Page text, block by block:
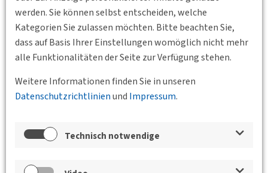
werden. Sie können selbst entscheiden, welche
Kategorien Sie zulassen möchten. Bitte beachten Sie,
dass auf Basis Ihrer Einstellungen womöglich nicht mehr
alle Funktionalitäten der Seite zur Verfügung stehen.
Weitere Informationen finden Sie in unseren
Datenschutzrichtlinienund Impressum.
Technisch notwendige
15.04.2026
Messe Berlin
Bus2Bus
Die BUS2BUS ist Business-Plattform und Trend-
Barometer für die Bus- und Zulieferindustrie in
Deutschland und Europa. Sie legt ihren klaren Fokus auf
Weiterlesen